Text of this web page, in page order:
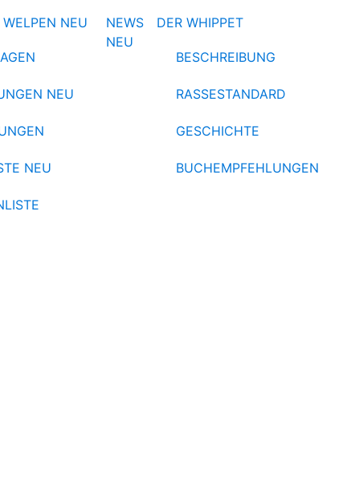
NEU
NEU
NEU
NEWS
NEU
DER WHIPPET
BESCHREIBUNG
RASSESTANDARD
GESCHICHTE
BUCHEMPFEHLUNGEN